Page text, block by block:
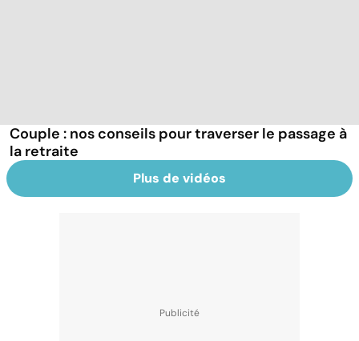
Couple : nos conseils pour traverser le passage à
la retraite
Plus de vidéos